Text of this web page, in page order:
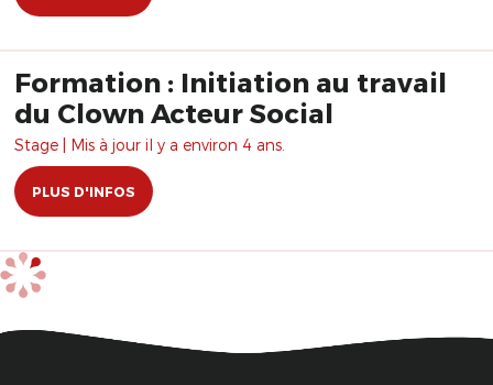
Formation : Initiation au travail
du Clown Acteur Social
Stage | Mis à jour il y a environ 4 ans.
PLUS D'INFOS